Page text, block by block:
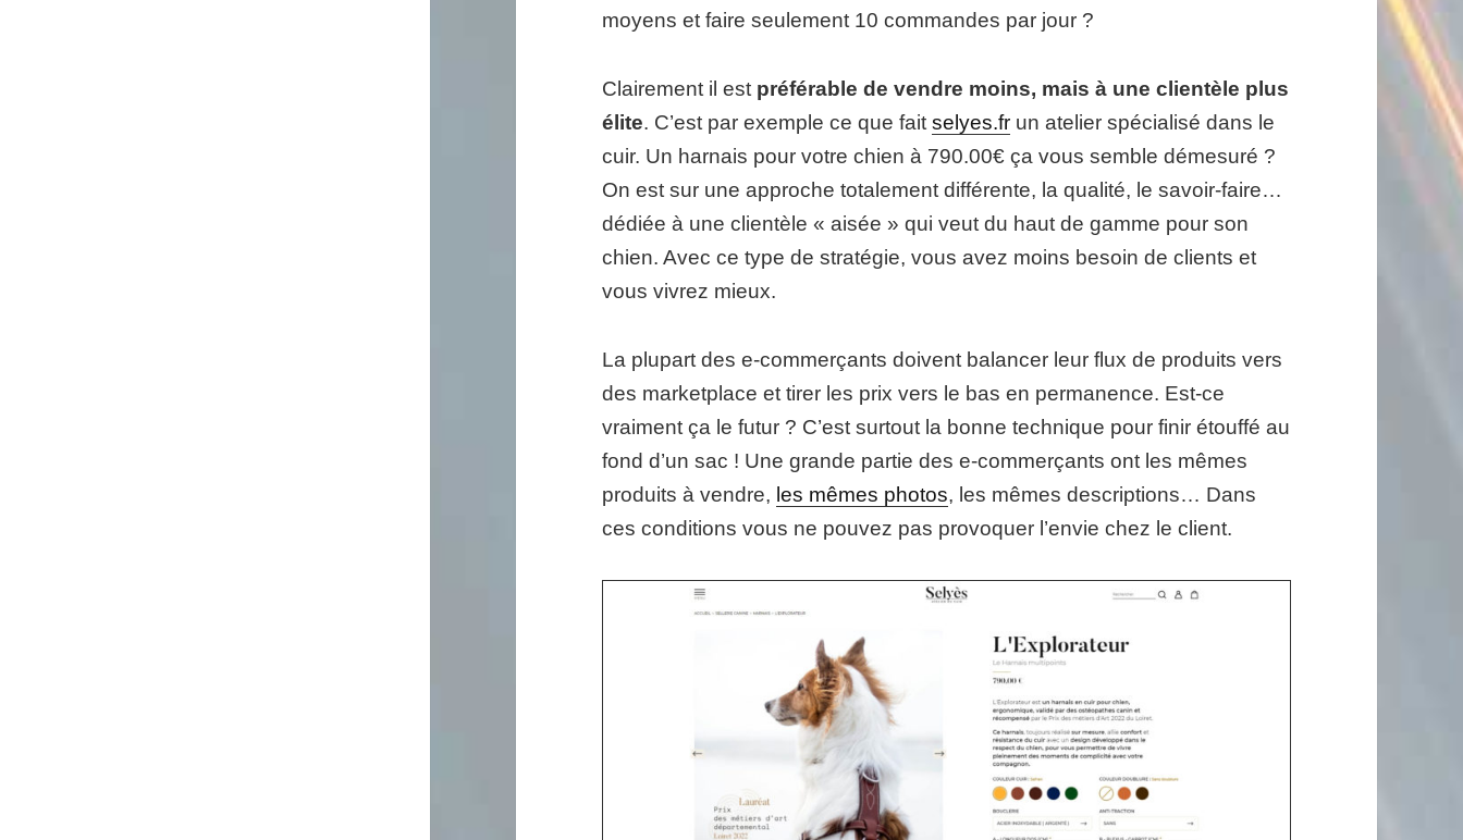
moyens et faire seulement 10 commandes par jour ?
Clairement il est préférable de vendre moins, mais à une clientèle plus
élite. C’est par exemple ce que faitselyes.fr un atelier spécialisé dans le
cuir. Un harnais pour votre chien à 790.00€ ça vous semble démesuré ?
On est sur une approche totalement différente, la qualité, le savoir-faire…
dédiée à une clientèle « aisée » qui veut du haut de gamme pour son
chien. Avec ce type de stratégie, vous avez moins besoin de clients et
vous vivrez mieux.
La plupart des e-commerçants doivent balancer leur flux de produits vers
des marketplace et tirer les prix vers le bas en permanence. Est-ce
vraiment ça le futur ? C’est surtout la bonne technique pour finir étouffé au
fond d’un sac ! Une grande partie des e-commerçants ont les mêmes
produits à vendre, les mêmes photos, les mêmes descriptions… Dans
ces conditions vous ne pouvez pas provoquer l’envie chez le client.